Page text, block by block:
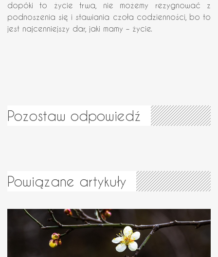
dopóki to życie trwa, nie możemy rezygnować z
podnoszenia się i stawiania czoła codzienności, bo to
jest najcenniejszy dar, jaki mamy – życie.
Pozostaw odpowiedź
Powiązane artykuły